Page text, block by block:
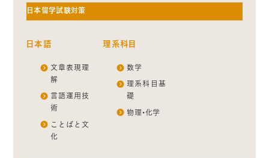
日本留学試験対策
日本語
文章表現理
解
言語運用技
術
ことばと文
化
理系科目
数学
理系科目基
礎
物理・化学